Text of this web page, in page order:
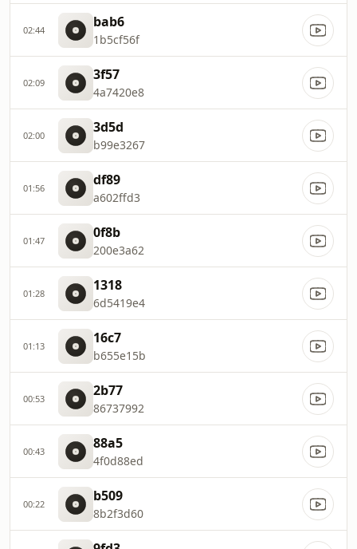
02:44 bab6
1b5cf56f
02:09 3f57
4a7420e8
02:00 3d5d
b99e3267
01:56 df89
a602ffd3
01:47 0f8b
200e3a62
01:28 1318
6d5419e4
01:13 16c7
b655e15b
00:53 2b77
86737992
00:43 88a5
4f0d88ed
00:22 b509
8b2f3d60